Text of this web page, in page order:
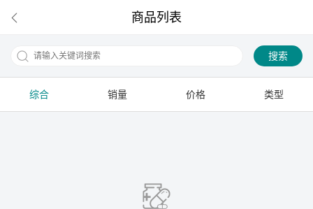
商品列表
搜索
综合 销量 价格 类型